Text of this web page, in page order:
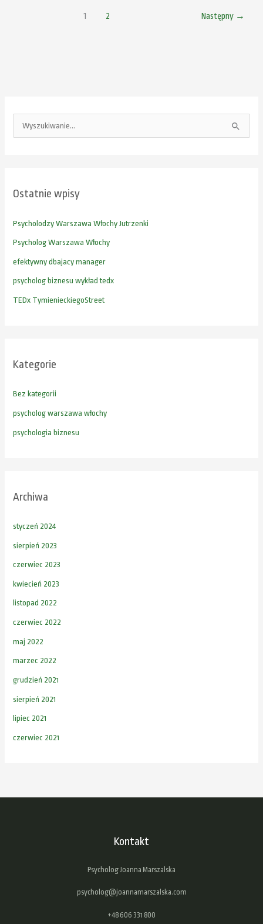
1 2 Następny →
a
a
:
Ostatnie wpisy
Psycholodzy Warszawa Włochy Jutrzenki
Psycholog Warszawa Włochy
efektywny dbajacy manager
psycholog biznesu wykład tedx
TEDx TymienieckiegoStreet
Kategorie
Bez kategorii
psycholog warszawa włochy
psychologia biznesu
Archiwa
styczeń 2024
sierpień 2023
czerwiec 2023
kwiecień 2023
listopad 2022
czerwiec 2022
maj 2022
marzec 2022
grudzień 2021
sierpień 2021
lipiec 2021
czerwiec 2021
Kontakt
Psycholog Joanna Marszalska
psycholog@joannamarszalska.com
+48 606 331 800